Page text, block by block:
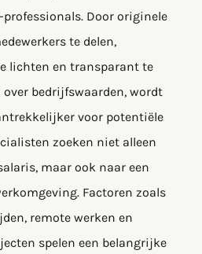
Door originele
te delen,
lichten en transparant te
bedrijfswaarden, wordt
voor potentiële
zoeken niet alleen
maar ook naar een
Factoren zoals
remote werken en
spelen een belangrijke